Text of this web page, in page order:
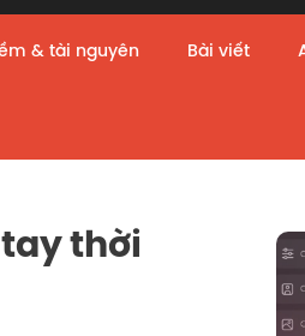
& tài nguyên Bài viết
thời